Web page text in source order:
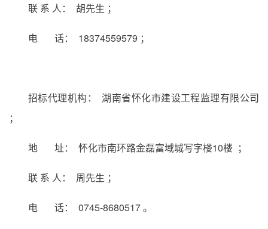
联 系 人： 胡先生 ；
电 话： 18374559579 ；
招标代理机构： 湖南省怀化市建设工程监理有限公司
；
地 址： 怀化市南环路金磊富域城写字楼10楼 ；
联 系 人： 周先生 ；
电 话： 0745-8680517 。